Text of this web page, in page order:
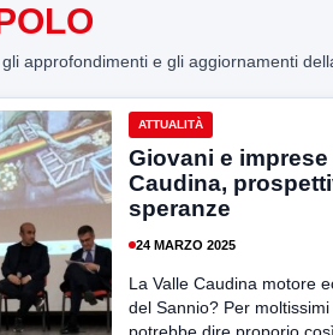
approfondimenti e gli aggiornamenti
ATTUALITÀ
Giovani e imprese
Caudina,
speranze
24 MARZO 2025
La Valle Caudina motore
del Sannio? Per